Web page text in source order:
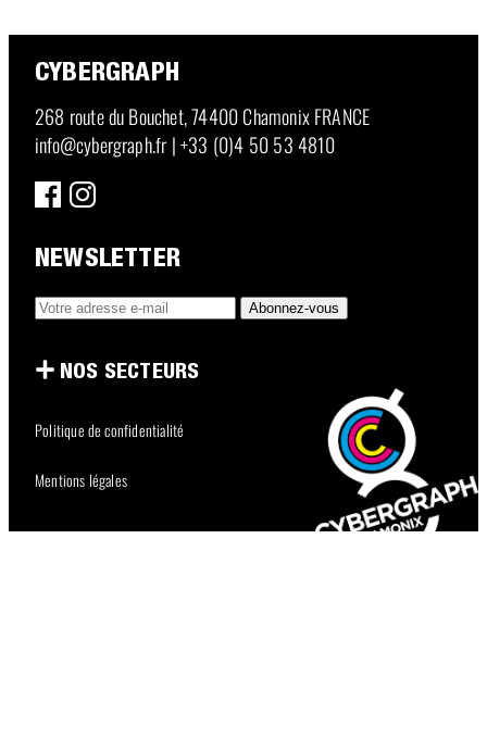
CYBERGRAPH
268 route du Bouchet, 74400 Chamonix FRANCE
info@cybergraph.fr |+33 (0)4 50 53 4810
NEWSLETTER
NOS SECTEURS
Politique de confidentialité
Mentions légales